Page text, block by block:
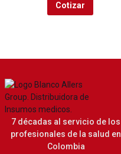
Cotizar
7 décadas al servicio de los
profesionales de la salud en
Colombia